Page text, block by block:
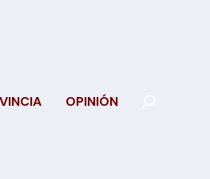
OPINIÓN